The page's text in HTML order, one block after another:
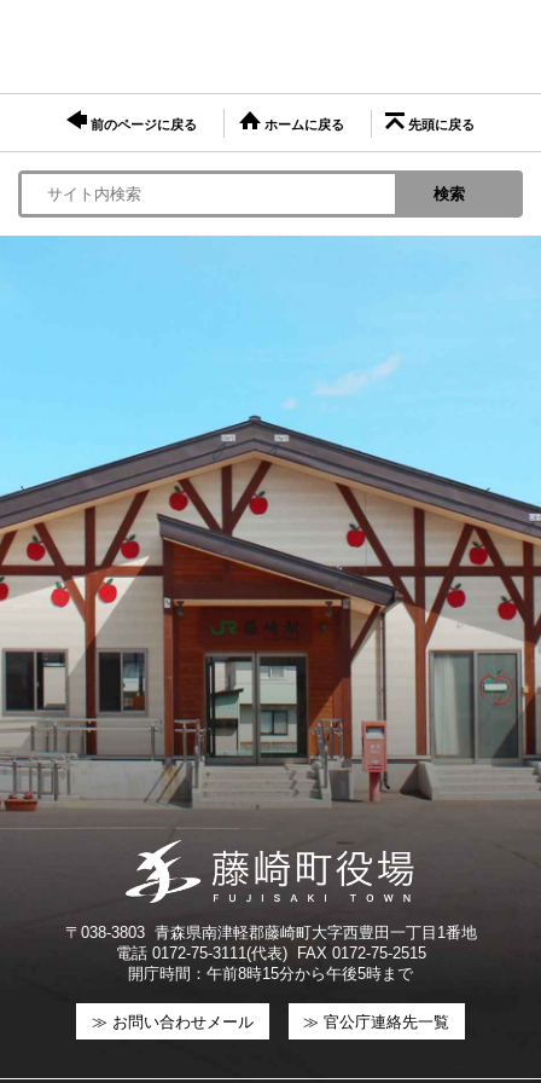
前のページに戻る ホームに戻る 先頭に戻る
〒038-3803 青森県南津軽郡藤崎町大字西豊田一丁目1番地
電話 0172-75-3111(代表) FAX 0172-75-2515
開庁時間：午前8時15分から午後5時まで
≫ お問い合わせメール ≫ 官公庁連絡先一覧